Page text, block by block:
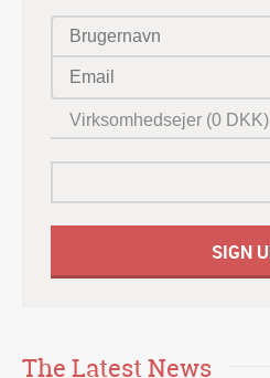
Virksomhedsejer (0 DKK)
The Latest News